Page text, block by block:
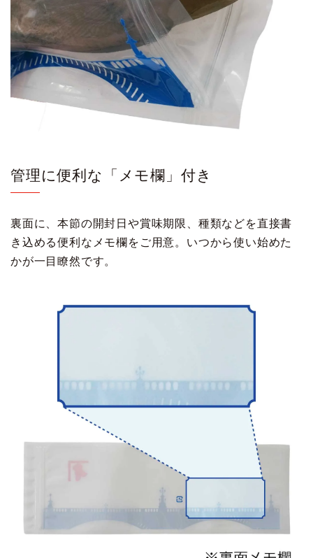
管理に便利な「メモ欄」付き
裏面に、本節の開封日や賞味期限、種類などを直接書
き込める便利なメモ欄をご用意。いつから使い始めた
かが一目瞭然です。